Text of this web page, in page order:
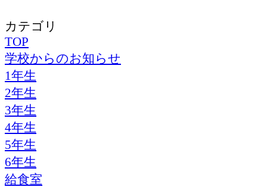
カテゴリ
TOP
学校からのお知らせ
1年生
2年生
3年生
4年生
5年生
6年生
給食室